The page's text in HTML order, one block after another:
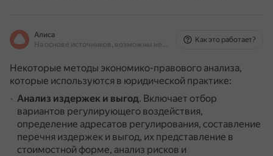
Алиса
На основе источников, возможны неточности
Как это работает?
Некоторые методы экономико-правового анализа,
которые используются в юридической практике:
Анализ издержек и выгод. Включает отбор
вариантов регулирующего воздействия,
определение адресатов регулирования, составление
перечня издержек и выгод, их представление в
стоимостной форме, анализ рисков и